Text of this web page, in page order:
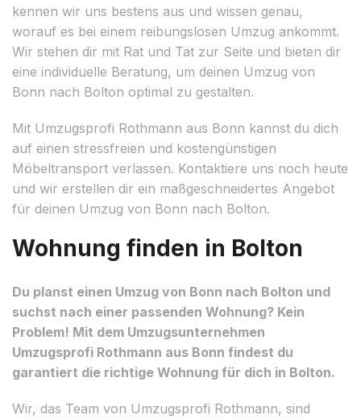
kennen wir uns bestens aus und wissen genau,
worauf es bei einem reibungslosen Umzug ankommt.
Wir stehen dir mit Rat und Tat zur Seite und bieten dir
eine individuelle Beratung, um deinen Umzug von
Bonn nach Bolton optimal zu gestalten.
Mit Umzugsprofi Rothmann aus Bonn kannst du dich
auf einen stressfreien und kostengünstigen
Möbeltransport verlassen. Kontaktiere uns noch heute
und wir erstellen dir ein maßgeschneidertes Angebot
für deinen Umzug von Bonn nach Bolton.
Wohnung finden in Bolton
Du planst einen Umzug von Bonn nach Bolton und
suchst nach einer passenden Wohnung? Kein
Problem! Mit dem Umzugsunternehmen
Umzugsprofi Rothmann aus Bonn findest du
garantiert die richtige Wohnung für dich in Bolton.
Wir, das Team von Umzugsprofi Rothmann, sind